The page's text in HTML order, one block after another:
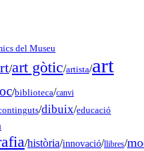
del Museu
/art gòtic/artista/art
/biblioteca/canvi
/dibuix/educació
/història/innovació/llibres/